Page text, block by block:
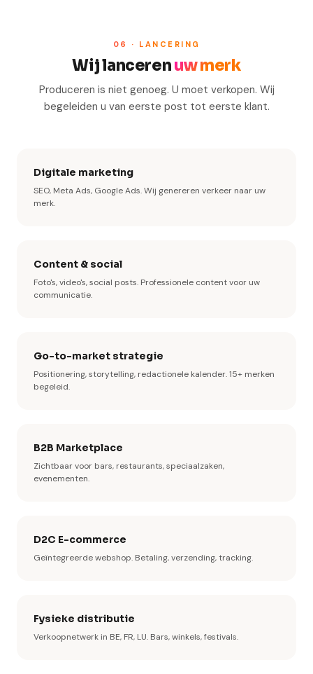
06 · LANCERING
Wij lancerenuw merk
Produceren is niet genoeg. U moet verkopen. Wij
begeleiden u van eerste post tot eerste klant.
Digitale marketing
SEO, Meta Ads, Google Ads. Wij genereren verkeer naar uw
merk.
Content & social
Foto's, video's, social posts. Professionele content voor uw
communicatie.
Go-to-market strategie
Positionering, storytelling, redactionele kalender. 15+ merken
begeleid.
B2B Marketplace
Zichtbaar voor bars, restaurants, speciaalzaken,
evenementen.
D2C E-commerce
Geïntegreerde webshop. Betaling, verzending, tracking.
Fysieke distributie
Verkoopnetwerk in BE, FR, LU. Bars, winkels, festivals.